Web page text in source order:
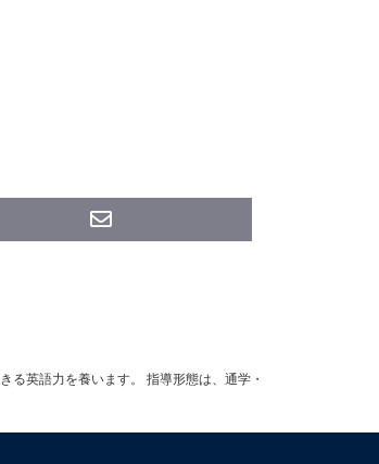
る英語力を養います。 指導形態は、通学・